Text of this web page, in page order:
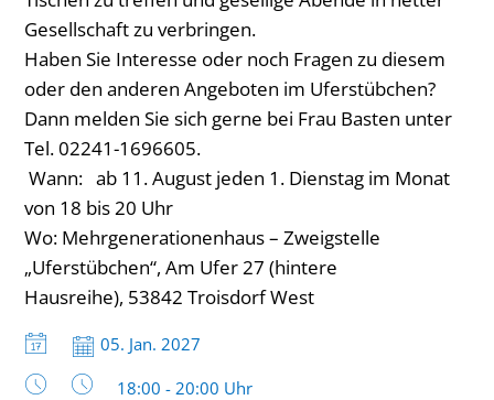
Gesellschaft zu verbringen.
Haben Sie Interesse oder noch Fragen zu diesem
oder den anderen Angeboten im Uferstübchen?
Dann melden Sie sich gerne bei Frau Basten unter
Tel. 02241-1696605.
Wann: ab 11. August jeden 1. Dienstag im Monat
von 18 bis 20 Uhr
Wo: Mehrgenerationenhaus – Zweigstelle
„Uferstübchen“, Am Ufer 27 (hintere
Hausreihe), 53842 Troisdorf West
Datum:
05. Jan. 2027
Uhrzeit:
18:00 - 20:00 Uhr